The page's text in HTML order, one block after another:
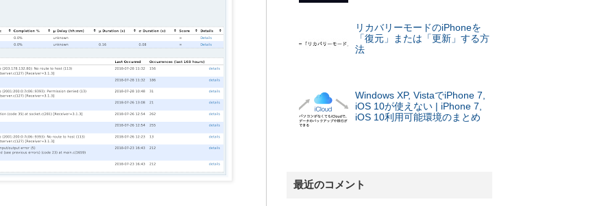
リカバリーモードのiPhoneを
「復元」または「更新」する方
法
Windows XP, VistaでiPhone 7,
iOS 10が使えない | iPhone 7,
iOS 10利用可能環境のまとめ
最近のコメント